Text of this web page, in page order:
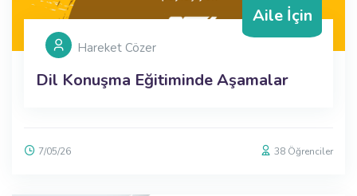
Hareket Cözer
Dil Konuşma Eğitiminde Aşamalar
Aile İçin
7/05/26 38 Öğrenciler